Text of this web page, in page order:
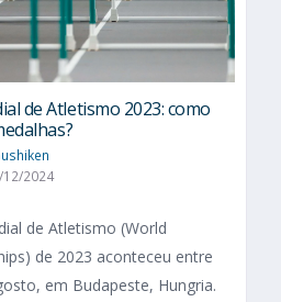
de Atletismo 2023: como
2024
de Atletismo (World
de 2023 aconteceu entre
em Budapeste, Hungria.